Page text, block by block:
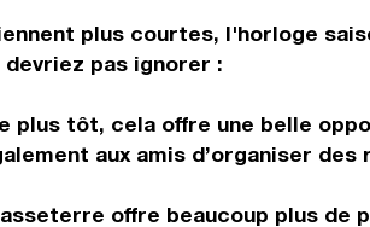
plus courtes, l'horloge
pas ignorer :
plus tôt, cela offre une belle
aux amis d’organiser des
offre beaucoup plus de